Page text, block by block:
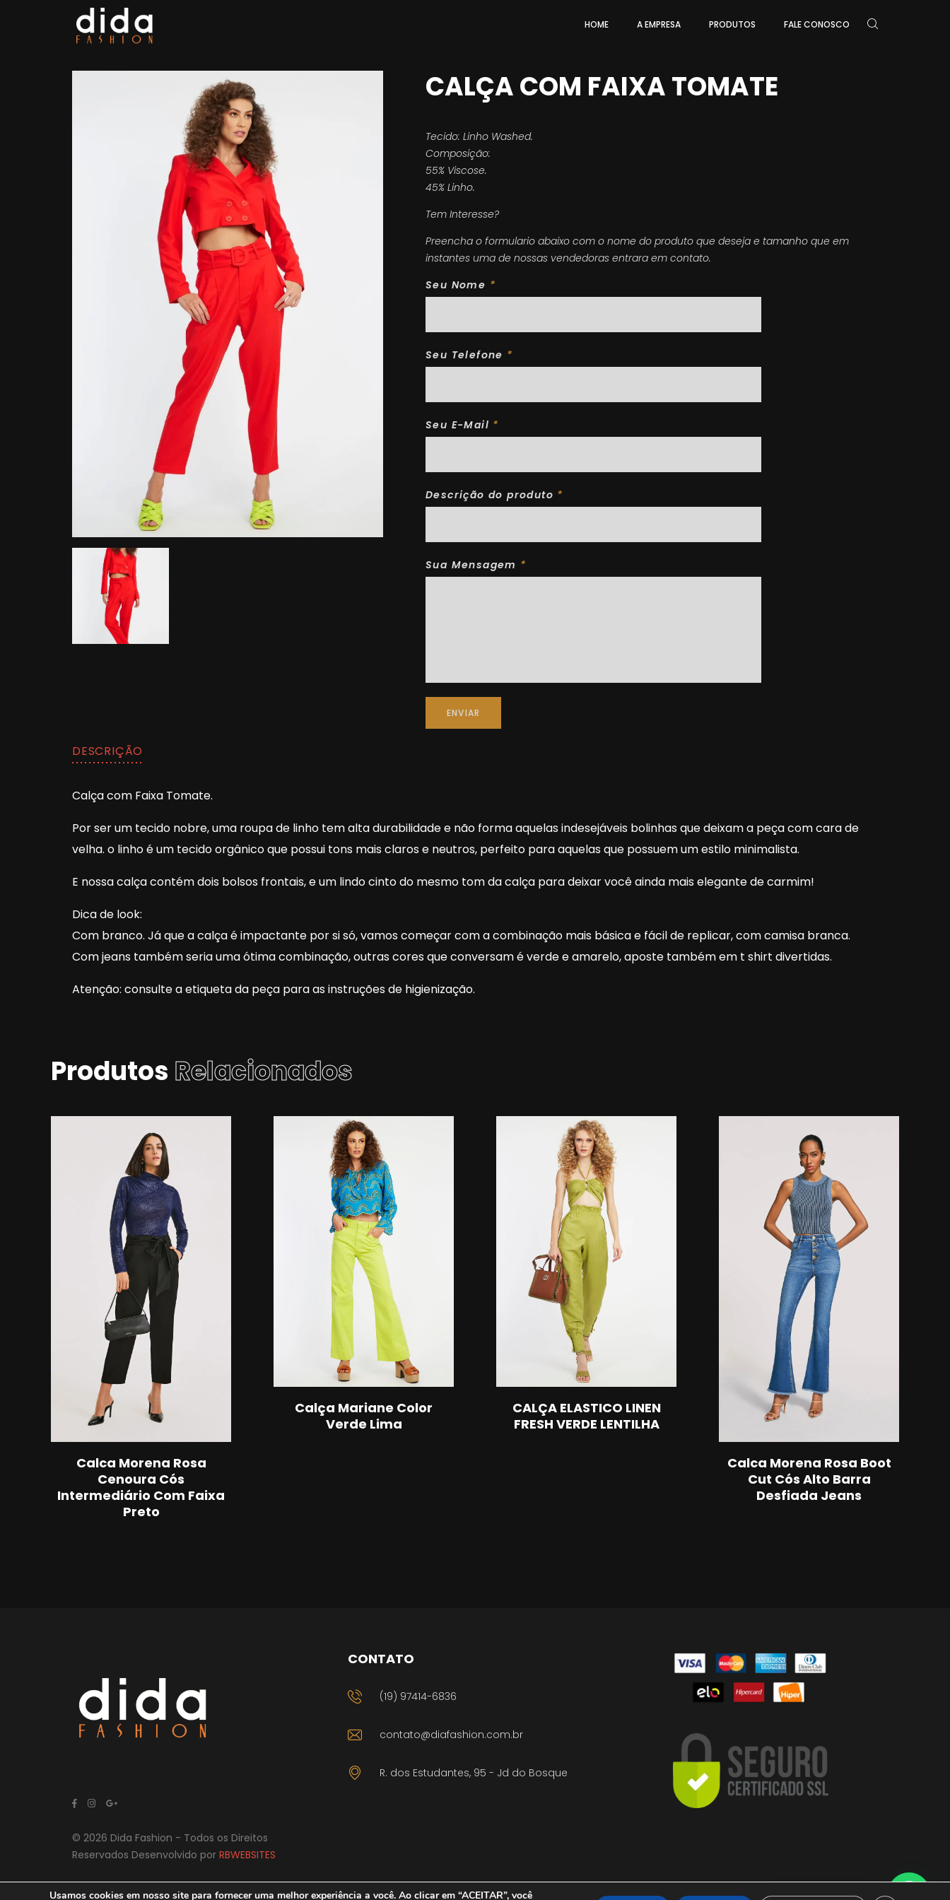
HOME A EMPRESA PRODUTOS FALE CONOSCO
CALÇA COM FAIXA TOMATE
Tecido: Linho Washed.
Composição:
55% Viscose.
45% Linho.
Tem Interesse?
Preencha o formulario abaixo com o nome do produto que deseja e tamanho que em
instantes uma de nossas vendedoras entrara em contato.
Seu Nome *
Seu Telefone *
Seu E-Mail *
Descrição do produto *
Sua Mensagem *
ENVIAR
DESCRIÇÃO
Calça com Faixa Tomate.
Por ser um tecido nobre, uma roupa de linho tem alta durabilidade e não forma aquelas indesejáveis bolinhas que deixam a peça com cara de
velha. o linho é um tecido orgânico que possui tons mais claros e neutros, perfeito para aquelas que possuem um estilo minimalista.
E nossa calça contém dois bolsos frontais, e um lindo cinto do mesmo tom da calça para deixar você ainda mais elegante de carmim!
Dica de look:
Com branco. Já que a calça é impactante por si só, vamos começar com a combinação mais básica e fácil de replicar, com camisa branca.
Com jeans também seria uma ótima combinação, outras cores que conversam é verde e amarelo, aposte também em t shirt divertidas.
Atenção: consulte a etiqueta da peça para as instruções de higienização.
Produtos Relacionados
Calca Morena Rosa
Cenoura Cós
Intermediário Com Faixa
Preto
Calça Mariane Color
Verde Lima
CALÇA ELASTICO LINEN
FRESH VERDE LENTILHA
Calca Morena Rosa Boot
Cut Cós Alto Barra
Desfiada Jeans
© 2026 Dida Fashion - Todos os Direitos
Reservados Desenvolvido por RBWEBSITES
CONTATO
(19) 97414-6836
contato@diafashion.com.br
R. dos Estudantes, 95 - Jd do Bosque
Usamos cookies em nosso site para fornecer uma melhor experiência a você. Ao clicar em “ACEITAR”, você